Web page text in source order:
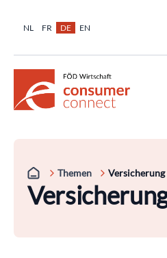
NL FR DE EN
Themen Versicherung